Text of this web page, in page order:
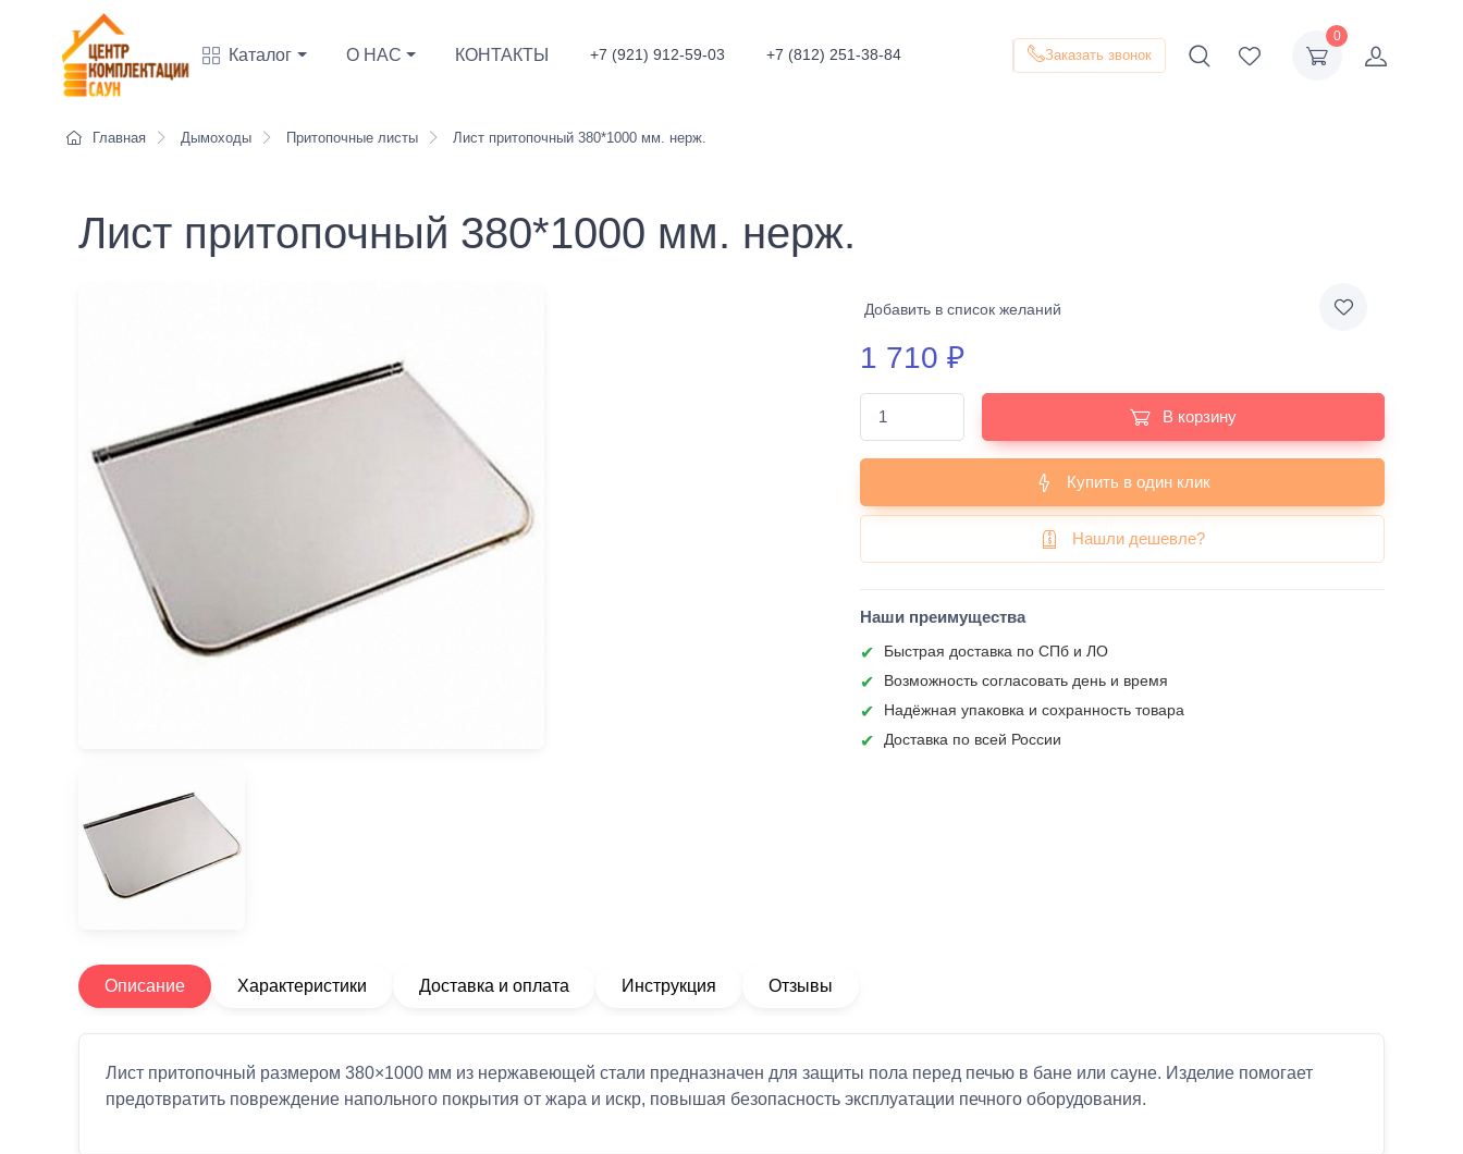
Каталог О НАС КОНТАКТЫ +7 (921) 912-59-03 +7 (812) 251-38-84 Заказать звонок
0
Главная Дымоходы Притопочные листы Лист притопочный 380*1000 мм. нерж.
Лист притопочный 380*1000 мм. нерж.
Добавить в список желаний
1 710 ₽
В корзину
Купить в один клик
Нашли дешевле?
Наши преимущества
Быстрая доставка по СПб и ЛО
Возможность согласовать день и время
Надёжная упаковка и сохранность товара
Доставка по всей России
Описание Характеристики Доставка и оплата Инструкция Отзывы
Лист притопочный размером 380×1000 мм из нержавеющей стали предназначен для защиты пола перед печью в бане или сауне. Изделие помогает
предотвратить повреждение напольного покрытия от жара и искр, повышая безопасность эксплуатации печного оборудования.